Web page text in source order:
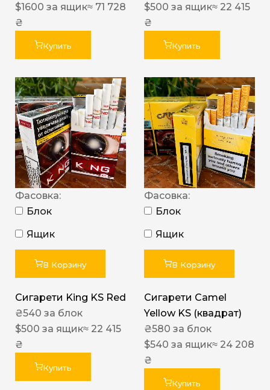
$1600 за ящик≈ 71 728
₴
Купить
$500 за ящик≈ 22 415
₴
Купить
Фасовка:
Блок
Ящик
В Корзину
Сигарети King KS Red
₴540 за блок
$500 за ящик≈ 22 415
₴
Купить
Фасовка:
Блок
Ящик
В Корзину
Сигарети Camel
Yellow KS (квадрат)
₴580 за блок
$540 за ящик≈ 24 208
₴
Купить